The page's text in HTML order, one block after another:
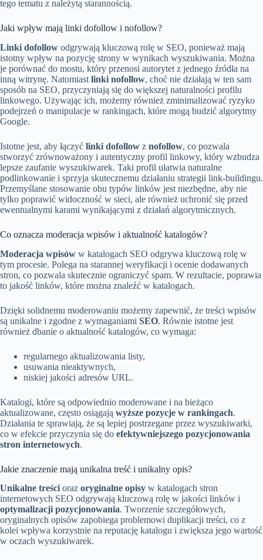
tego tematu z należytą starannością.
Jaki wpływ mają linki dofollow i nofollow?
Linki dofollow odgrywają kluczową rolę w SEO, ponieważ mają
istotny wpływ na pozycję strony w wynikach wyszukiwania. Można
je porównać do mostu, który przenosi autorytet z jednego źródła na
inną witrynę. Natomiast linki nofollow, choć nie działają w ten sam
sposób na SEO, przyczyniają się do większej naturalności profilu
linkowego. Używając ich, możemy również zminimalizować ryzyko
podejrzeń o manipulacje w rankingach, które mogą budzić algorytmy
Google.
Istotne jest, aby łączyć linki dofollow z nofollow, co pozwala
stworzyć zrównoważony i autentyczny profil linkowy, który wzbudza
lepsze zaufanie wyszukiwarek. Taki profil ułatwia naturalne
podlinkowanie i sprzyja skutecznemu działaniu strategii link-buildingu.
Przemyślane stosowanie obu typów linków jest niezbędne, aby nie
tylko poprawić widoczność w sieci, ale również uchronić się przed
ewentualnymi karami wynikającymi z działań algorytmicznych.
Co oznacza moderacja wpisów i aktualność katalogów?
Moderacja wpisów w katalogach SEO odgrywa kluczową rolę w
tym procesie. Polega na starannej weryfikacji i ocenie dodawanych
stron, co pozwala skutecznie ograniczyć spam. W rezultacie, poprawia
to jakość linków, które można znaleźć w katalogach.
Dzięki solidnemu moderowaniu możemy zapewnić, że treści wpisów
są unikalne i zgodne z wymaganiami SEO. Równie istotne jest
również dbanie o aktualność katalogów, co wymaga:
regularnego aktualizowania listy,
usuwania nieaktywnych,
niskiej jakości adresów URL.
Katalogi, które są odpowiednio moderowane i na bieżąco
aktualizowane, często osiągają wyższe pozycje w rankingach.
Działania te sprawiają, że są lepiej postrzegane przez wyszukiwarki,
co w efekcie przyczynia się do efektywniejszego pozycjonowania
stron internetowych.
Jakie znaczenie mają unikalna treść i unikalny opis?
Unikalne treści oraz oryginalne opisy w katalogach stron
internetowych SEO odgrywają kluczową rolę w jakości linków i
optymalizacji pozycjonowania. Tworzenie szczegółowych,
oryginalnych opisów zapobiega problemowi duplikacji treści, co z
kolei wpływa korzystnie na reputację katalogu i zwiększa jego wartość
w oczach wyszukiwarek.